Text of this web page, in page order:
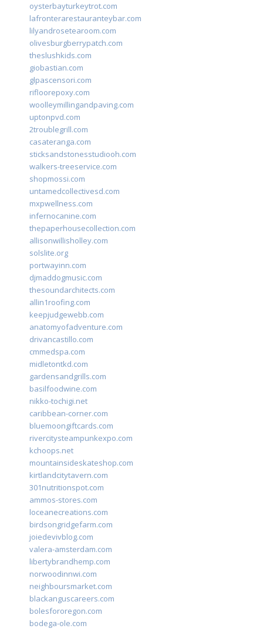
oysterbayturkeytrot.com
lafronterarestauranteybar.com
lilyandrosetearoom.com
olivesburgberrypatch.com
theslushkids.com
giobastian.com
glpascensori.com
rifloorepoxy.com
woolleymillingandpaving.com
uptonpvd.com
2troublegrill.com
casateranga.com
sticksandstonesstudiooh.com
walkers-treeservice.com
shopmossi.com
untamedcollectivesd.com
mxpwellness.com
infernocanine.com
thepaperhousecollection.com
allisonwillisholley.com
solslite.org
portwayinn.com
djmaddogmusic.com
thesoundarchitects.com
allin1roofing.com
keepjudgewebb.com
anatomyofadventure.com
drivancastillo.com
cmmedspa.com
midletontkd.com
gardensandgrills.com
basilfoodwine.com
nikko-tochigi.net
caribbean-corner.com
bluemoongiftcards.com
rivercitysteampunkexpo.com
kchoops.net
mountainsideskateshop.com
kirtlandcitytavern.com
301nutritionspot.com
ammos-stores.com
loceanecreations.com
birdsongridgefarm.com
joiedevivblog.com
valera-amsterdam.com
libertybrandhemp.com
norwoodinnwi.com
neighboursmarket.com
blackanguscareers.com
bolesfororegon.com
bodega-ole.com